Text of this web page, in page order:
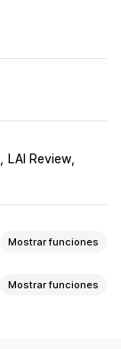
LAI Review
Mostrar funciones
Mostrar funciones